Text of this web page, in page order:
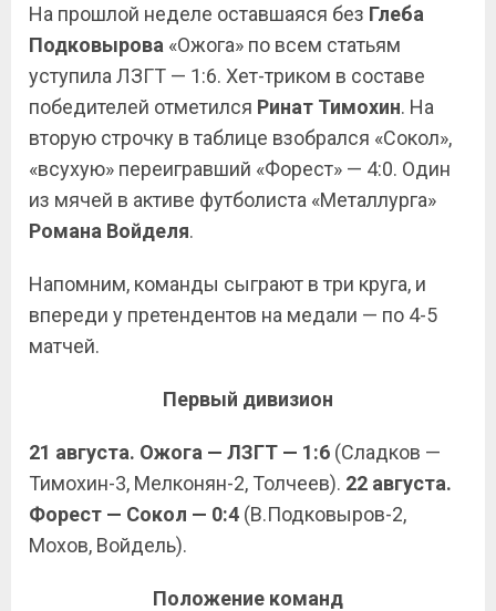
На прошлой неделе оставшаяся без Глеба
Подковырова «Ожога» по всем статьям
уступила ЛЗГТ — 1:6. Хет-триком в составе
победителей отметился Ринат Тимохин. На
вторую строчку в таблице взобрался «Сокол»,
«всухую» переигравший «Форест» — 4:0. Один
из мячей в активе футболиста «Металлурга»
Романа Войделя.
Напомним, команды сыграют в три круга, и
впереди у претендентов на медали — по 4-5
матчей.
Первый дивизион
21 августа. Ожога — ЛЗГТ — 1:6 (Сладков —
Тимохин-3, Мелконян-2, Толчеев). 22 августа.
Форест — Сокол — 0:4 (В.Подковыров-2,
Мохов, Войдель).
Положение команд